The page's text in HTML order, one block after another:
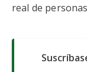
real de